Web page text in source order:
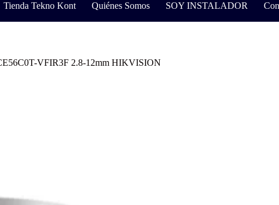
Tienda Tekno Kont Quiénes Somos SOY INSTALADOR
VFIR3F 2.8-12mm HIKVISION